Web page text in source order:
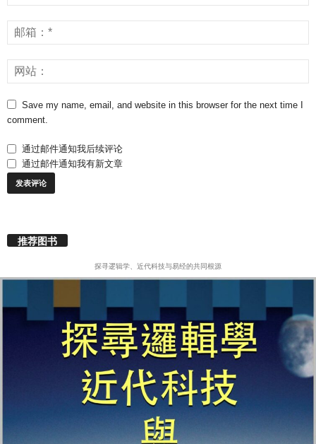
Save my name, email, and website in this browser for the next time I
comment.
通过邮件通知我后续评论
通过邮件通知我有新文章
推荐图书
探寻逻辑学、近代科技与易经的共同根源